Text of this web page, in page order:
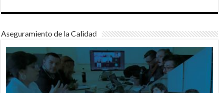
Aseguramiento de la Calidad